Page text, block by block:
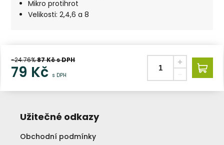
Mikro protihrot
Velikosti: 2,4,6 a 8
-24.76%87Kč s DPH
79 Kč s DPH
Užitečné odkazy
Obchodní podmínky